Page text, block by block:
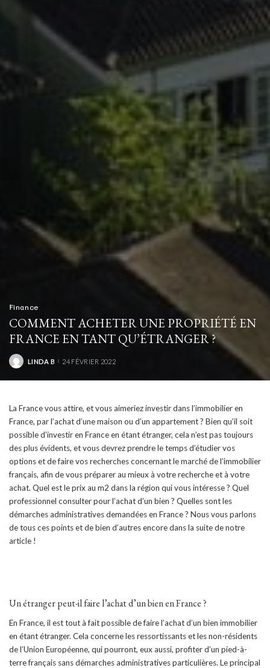
Finance
COMMENT ACHETER UNE PROPRIÉTÉ EN
FRANCE EN TANT QU’ÉTRANGER ?
POSTED
LINDA B 24 FÉVRIER 2022
La France vous attire, et vous aimeriez investir dans l’immobilier en
France, par l’achat d’une maison ou d’un appartement ? Bien qu’il soit
possible d’investir en France en étant étranger, cela n’est pas toujours
des plus évidents, et vous devrez prendre le temps d’étudier vos
options et de faire vos recherches concernant le marché de l’immobilier
français, afin de vous préparer au mieux à votre recherche et à votre
achat. Quel est le prix au m2 dans la région qui vous intéresse ? Quel
professionnel consulter pour l’achat d’un bien ? Quelles sont les
démarches administratives demandées en France ? Nous vous parlons
de tous ces points et de bien d’autres encore dans la suite de notre
article !
Un étranger peut-il faire l’achat d’un bien en France ?
En France, il est tout à fait possible de faire l’achat d’un bien immobilier
en étant étranger. Cela concerne les ressortissants et les non-résidents
de l’Union Européenne, qui pourront, eux aussi, profiter d’un pied-à-
terre français sans démarches administratives particulières. Le principal